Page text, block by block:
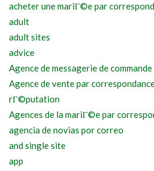
acheter une mariГ©e par
adult
adult sites
advice
Agence de messagerie de
Agence de vente par
rГ©putation
Agences de la mariГ©e par
agencia de novias por correo
and single site
app